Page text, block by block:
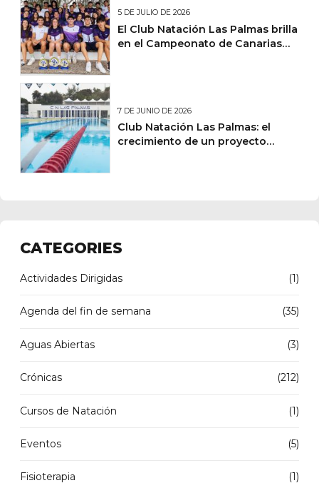
5 DE JULIO DE 2026
El Club Natación Las Palmas brilla
en el Campeonato de Canarias
7 DE JUNIO DE 2026
Club Natación Las Palmas: el
crecimiento de un proyecto
CATEGORIES
Actividades Dirigidas (1)
Agenda del fin de semana (35)
Aguas Abiertas (3)
Crónicas (212)
Cursos de Natación (1)
Eventos (5)
Fisioterapia (1)